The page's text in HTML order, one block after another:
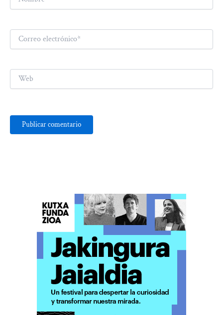
Correo
electrónico*
Web